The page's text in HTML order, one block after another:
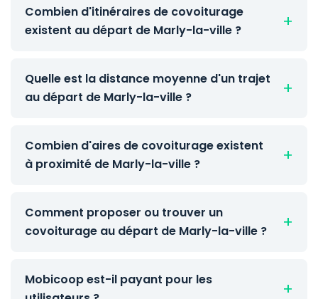
Combien d'itinéraires de covoiturage
existent au départ de Marly-la-ville ?
Quelle est la distance moyenne d'un trajet
au départ de Marly-la-ville ?
Combien d'aires de covoiturage existent
à proximité de Marly-la-ville ?
Comment proposer ou trouver un
covoiturage au départ de Marly-la-ville ?
Mobicoop est-il payant pour les